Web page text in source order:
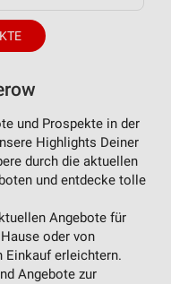
und Prospekte in der
Highlights Deiner
durch die aktuellen
und entdecke tolle
Angebote für
oder von
Einkauf erleichtern.
Angebote zur